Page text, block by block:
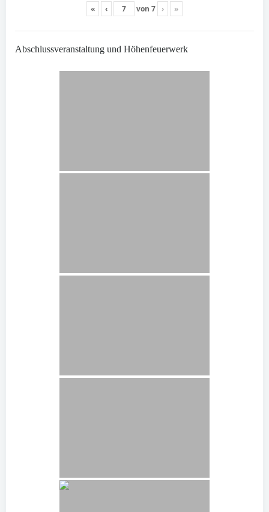
« ‹ von 7 › »
Abschlussveranstaltung und Höhenfeuerwerk